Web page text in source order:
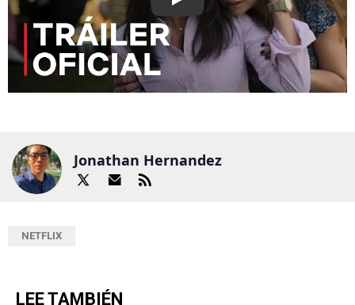
Play
Jonathan Hernandez
NETFLIX
LEE TAMBIÉN